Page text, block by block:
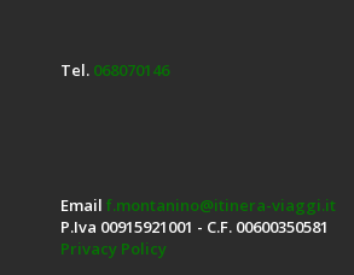
Tel. 068070146
Email f.montanino@itinera-viaggi.it
P.Iva 00915921001 - C.F. 00600350581
Privacy Policy